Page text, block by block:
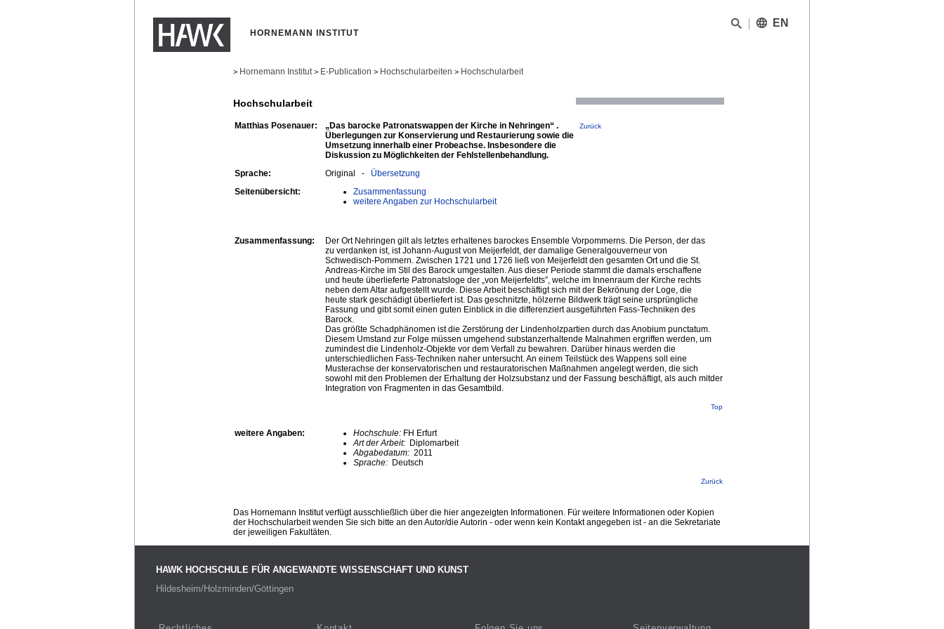
HORNEMANN INSTITUT
EN
> Hornemann Institut > E-Publication > Hochschularbeiten > Hochschularbeit
Hochschularbeit
Matthias Posenauer:
„Das barocke Patronatswappen der Kirche in Nehringen“ .
Überlegungen zur Konservierung und Restaurierung sowie die
Umsetzung innerhalb einer Probeachse. Insbesondere die
Diskussion zu Möglichkeiten der Fehlstellenbehandlung.
Zurück
Sprache: Original - Übersetzung
Seitenübersicht:
Zusammenfassung
weitere Angaben zur Hochschularbeit
Zusammenfassung:
Der Ort Nehringen gilt als letztes erhaltenes barockes Ensemble Vorpommerns. Die Person, der das
zu verdanken ist, ist Johann‐August von Meijerfeldt, der damalige Generalgouverneur von
Schwedisch‐Pommern. Zwischen 1721 und 1726 ließ von Meijerfeldt den gesamten Ort und die St.
Andreas‐Kirche im Stil des Barock umgestalten. Aus dieser Periode stammt die damals erschaffene
und heute überlieferte Patronatsloge der „von Meijerfeldts”, welche im Innenraum der Kirche rechts
neben dem Altar aufgestellt wurde. Diese Arbeit beschäftigt sich mit der Bekrönung der Loge, die
heute stark geschädigt überliefert ist. Das geschnitzte, hölzerne Bildwerk trägt seine ursprüngliche
Fassung und gibt somit einen guten Einblick in die differenziert ausgeführten Fass‐Techniken des
Barock.
Das größte Schadphänomen ist die Zerstörung der Lindenholzpartien durch das Anobium punctatum.
Diesem Umstand zur Folge müssen umgehend substanzerhaltende Malnahmen ergriffen werden, um
zumindest die Lindenholz‐Objekte vor dem Verfall zu bewahren. Darüber hinaus werden die
unterschiedlichen Fass‐Techniken naher untersucht. An einem Teilstück des Wappens soll eine
Musterachse der konservatorischen und restauratorischen Maßnahmen angelegt werden, die sich
sowohl mit den Problemen der Erhaltung der Holzsubstanz und der Fassung beschäftigt, als auch mitder
Integration von Fragmenten in das Gesamtbild.
Top
weitere Angaben: Hochschule: FH Erfurt
Art der Arbeit: Diplomarbeit
Abgabedatum: 2011
Sprache: Deutsch
Zurück
Das Hornemann Institut verfügt ausschließlich über die hier angezeigten Informationen. Für weitere Informationen oder Kopien
der Hochschularbeit wenden Sie sich bitte an den Autor/die Autorin - oder wenn kein Kontakt angegeben ist - an die Sekretariate
der jeweiligen Fakultäten.
HAWK HOCHSCHULE FÜR ANGEWANDTE WISSENSCHAFT UND KUNST
Hildesheim/Holzminden/Göttingen